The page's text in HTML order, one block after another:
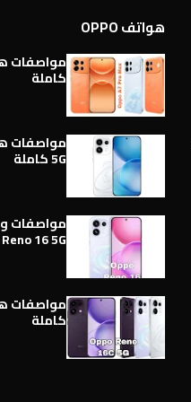
هواتف OPPO
كاملة
5G كاملة
Reno 16 5G كاملة
كاملة